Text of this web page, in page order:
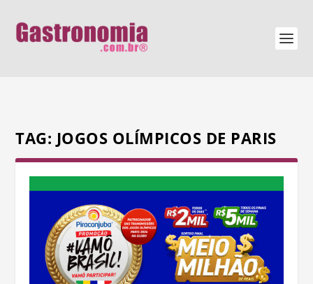
TAG: JOGOS OLÍMPICOS DE PARIS